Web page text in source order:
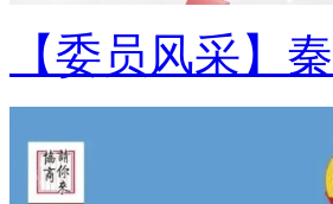
【委员风采】